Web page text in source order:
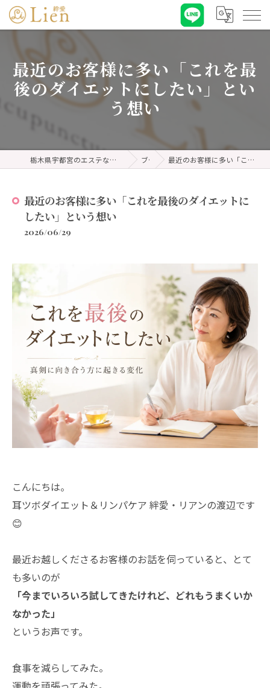
最近のお客様に多い「これを最
後のダイエットにしたい」とい
う想い
栃木県宇都宮のエステなら耳ツボダイエット&リンパケア 絆愛・リアン ブログ 最近のお客様に多い「これを最後のダイエットにしたい」という想い
最近のお客様に多い「これを最後のダイエットに
したい」という想い
2026/06/29
こんにちは。
耳ツボダイエット＆リンパケア 絆愛・リアンの渡辺です
😊
最近お越しくださるお客様のお話を伺っていると、とて
も多いのが
「今までいろいろ試してきたけれど、どれもうまくいか
なかった」
というお声です。
食事を減らしてみた。